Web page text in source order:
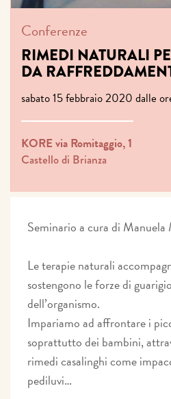
Conferenze
RIMEDI NATURALI
DA
sabato 15 febbraio 2020 dalle
KORE via Romitaggio, 1
Castello di Brianza
Seminario a cura di Manuela
Le terapie naturali
sostengono le forze di
dell’organismo.
Impariamo ad affrontare i
soprattutto dei bambini,
rimedi casalinghi come
pediluvi…